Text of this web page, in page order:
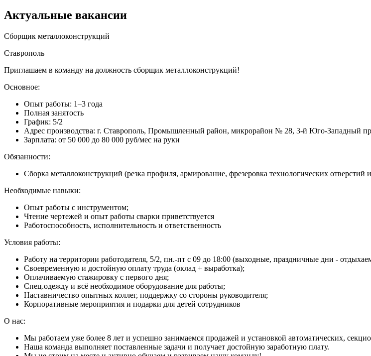
Актуальные вакансии
Сборщик металлоконструкций
Ставрополь
Приглашаем в команду на должность сборщик металлоконструкций!
Основное:
Опыт работы: 1–3 года
Полная занятость
График: 5/2
Адрес производства: г. Ставрополь, Промышленный район, микрорайон № 28, 3-й Юго-Западный
Зарплата: от 50 000 до 80 000 руб/мес на руки
Обязанности:
Сборка металлоконструкций (резка профиля, армирование, фрезеровка технологических отверстий
Необходимые навыки:
Опыт работы с инструментом;
Чтение чертежей и опыт работы сварки приветствуется
Работоспособность, исполнительность и ответственность
Условия работы:
Работу на территории работодателя, 5/2, пн.-пт с 09 до 18:00 (выходные, праздничные дни -
Своевременную и достойную оплату труда (оклад + выработка);
Оплачиваемую стажировку с первого дня;
Спец.одежду и всё необходимое оборудование для работы;
Наставничество опытных коллег, поддержку со стороны руководителя;
Корпоративные мероприятия и подарки для детей сотрудников
О нас:
Мы работаем уже более 8 лет и успешно занимаемся продажей и установкой автоматических,
Наша команда выполняет поставленные задачи и получает достойную заработную плату.